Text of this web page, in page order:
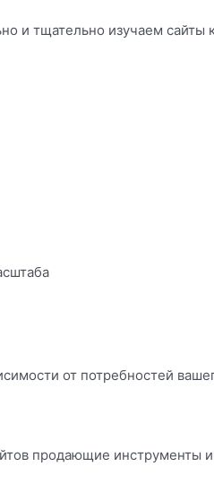
и тщательно изучаем сайты
от потребностей
продающие инструменты